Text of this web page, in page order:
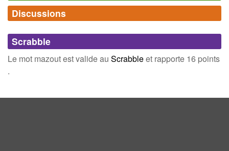
Synonymes(9)
Mots avec la même signification
vin
fuel
Discussions
Connectez-vous inscrivez-vous
Scrabble
Le mot mazout est valide au Scrabbleet rapporte 16 points
.